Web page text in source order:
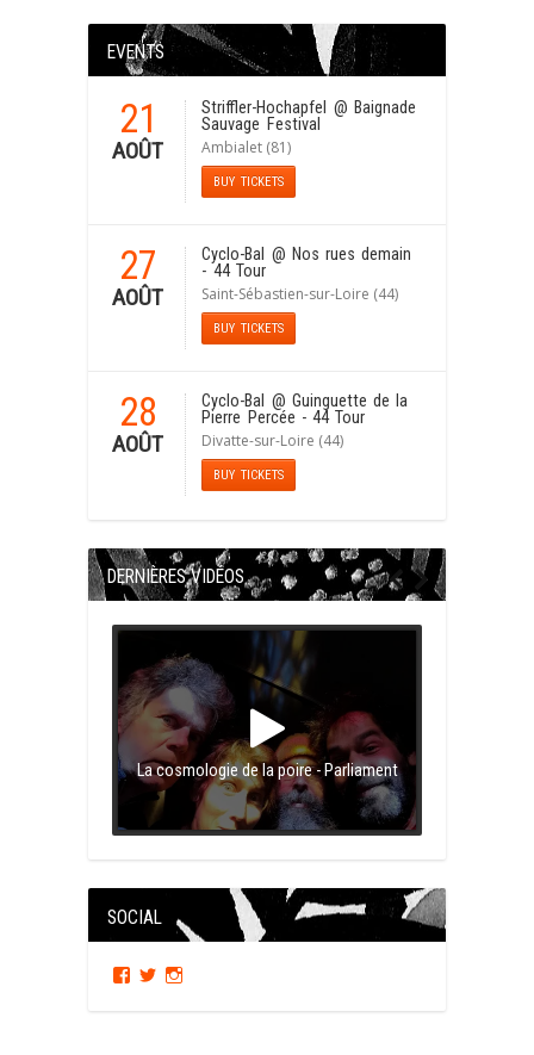
EVENTS
21
AOÛT
Striffler-Hochapfel @ Baignade
Sauvage Festival
Ambialet (81)
BUY TICKETS
27
AOÛT
Cyclo-Bal @ Nos rues demain
- 44 Tour
Saint-Sébastien-sur-Loire (44)
BUY TICKETS
28
AOÛT
Cyclo-Bal @ Guinguette de la
Pierre Percée - 44 Tour
Divatte-sur-Loire (44)
BUY TICKETS
DERNIÈRES VIDÉOS
La cosmologie de la poire - Parliament
SOCIAL
Facebook
Twitter